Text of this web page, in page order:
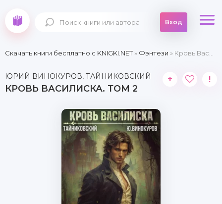
Вход
Скачать книги бесплатно c KNIGKI.NET» Фэнтези » Кровь Василиска. Том 2
ЮРИЙ ВИНОКУРОВ, ТАЙНИКОВСКИЙ
КРОВЬ ВАСИЛИСКА. ТОМ 2
+ !